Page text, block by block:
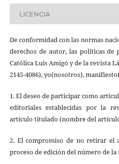
LICENCIA
De conformidad con las normas
derechos de autor, las políticas de
Católica Luis Amigó y de la revista
2145-4086), yo(nosotros),
1. El deseo de participar como
editoriales establecidas por la
artículo titulado (nombre del
2. El compromiso de no retirar el
proceso de edición del número de la